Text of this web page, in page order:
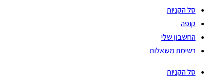
סל הקניות
קופה
החשבון שלי
רשימת משאלות
סל הקניות